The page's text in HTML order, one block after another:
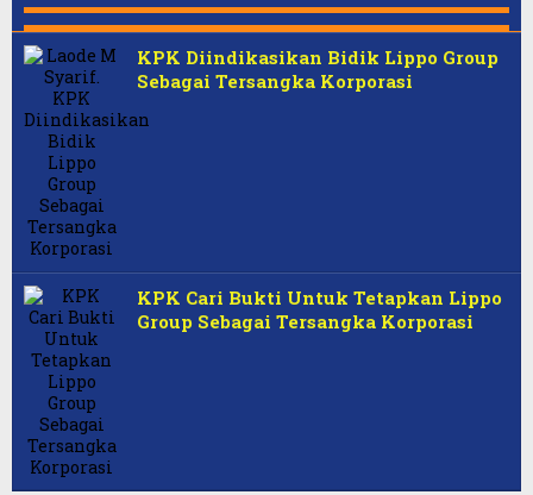
KPK Diindikasikan Bidik Lippo Group
Sebagai Tersangka Korporasi
KPK Cari Bukti Untuk Tetapkan Lippo
Group Sebagai Tersangka Korporasi